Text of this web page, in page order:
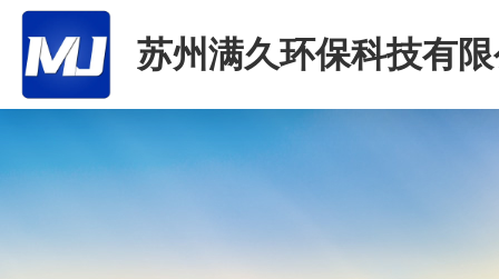
苏州满久环保科技有